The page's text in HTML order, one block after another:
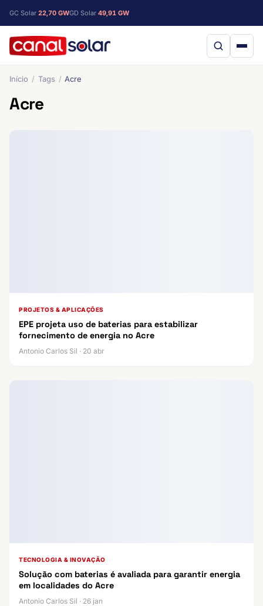
GC Solar 22,70 GWGD Solar 49,91 GW
Início Tags Acre
Acre
PROJETOS & APLICAÇÕES
EPE projeta uso de baterias para estabilizar
fornecimento de energia no Acre
Antonio Carlos Sil · 20 abr
TECNOLOGIA & INOVAÇÃO
Solução com baterias é avaliada para garantir energia
em localidades do Acre
Antonio Carlos Sil · 26 jan